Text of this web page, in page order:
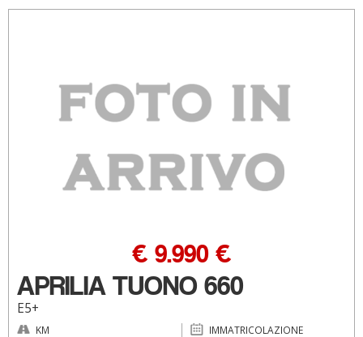
APRILIA TUONO 660
E5+
€ 9.990 €
KM IMMATRICOLAZIONE